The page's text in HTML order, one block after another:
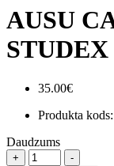
AUSU
35.00€
Produkta kods:
Daudzums